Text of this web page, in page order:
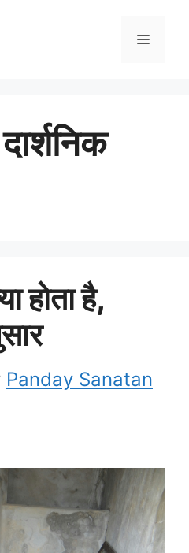
Menu
होता है,
Panday Sanatan